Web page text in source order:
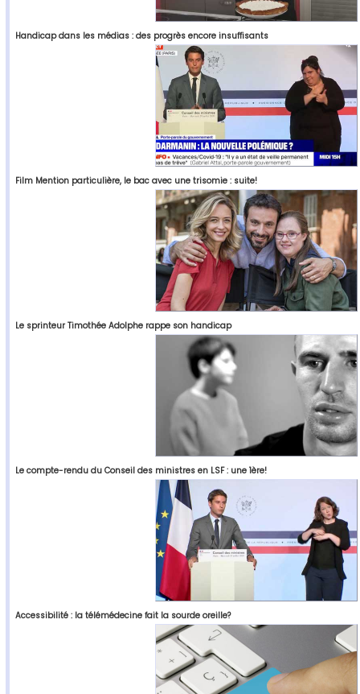
Handicap dans les médias : des progrès encore insuffisants
Film Mention particulière, le bac avec une trisomie : suite!
Le sprinteur Timothée Adolphe rappe son handicap
Le compte-rendu du Conseil des ministres en LSF : une 1ère!
Accessibilité : la télémédecine fait la sourde oreille?